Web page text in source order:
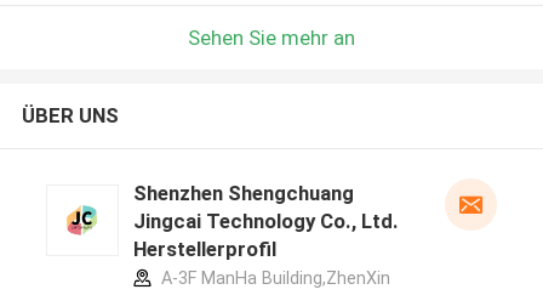
Sehen Sie mehr an
ÜBER UNS
Shenzhen Shengchuang
Jingcai Technology Co., Ltd.
Herstellerprofil
A-3F ManHa Building,ZhenXin